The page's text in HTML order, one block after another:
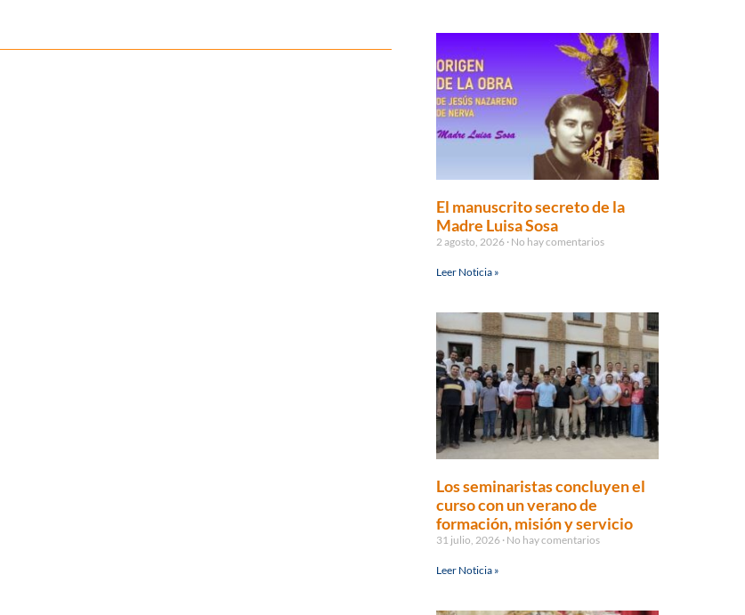
El manuscrito secreto de la
Madre Luisa Sosa
2 agosto, 2026 No hay comentarios
Leer Noticia »
Los seminaristas concluyen el
curso con un verano de
formación, misión y servicio
31 julio, 2026 No hay comentarios
Leer Noticia »